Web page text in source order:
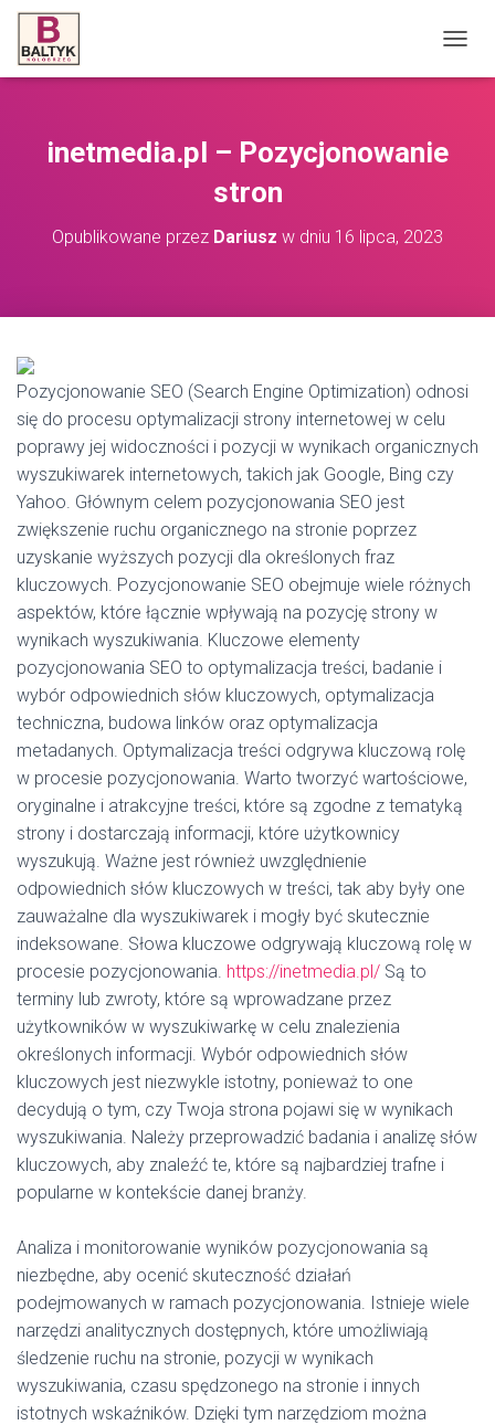
R
Ę
inetmedia.pl – Pozycjonowanie
stron
Opublikowane przez Dariusz w dniu 16 lipca, 2023
Pozycjonowanie SEO (Search Engine Optimization) odnosi
się do procesu optymalizacji strony internetowej w celu
poprawy jej widoczności i pozycji w wynikach organicznych
wyszukiwarek internetowych, takich jak Google, Bing czy
Yahoo. Głównym celem pozycjonowania SEO jest
zwiększenie ruchu organicznego na stronie poprzez
uzyskanie wyższych pozycji dla określonych fraz
kluczowych. Pozycjonowanie SEO obejmuje wiele różnych
aspektów, które łącznie wpływają na pozycję strony w
wynikach wyszukiwania. Kluczowe elementy
pozycjonowania SEO to optymalizacja treści, badanie i
wybór odpowiednich słów kluczowych, optymalizacja
techniczna, budowa linków oraz optymalizacja
metadanych. Optymalizacja treści odgrywa kluczową rolę
w procesie pozycjonowania. Warto tworzyć wartościowe,
oryginalne i atrakcyjne treści, które są zgodne z tematyką
strony i dostarczają informacji, które użytkownicy
wyszukują. Ważne jest również uwzględnienie
odpowiednich słów kluczowych w treści, tak aby były one
zauważalne dla wyszukiwarek i mogły być skutecznie
indeksowane. Słowa kluczowe odgrywają kluczową rolę w
procesie pozycjonowania. https://inetmedia.pl/ Są to
terminy lub zwroty, które są wprowadzane przez
użytkowników w wyszukiwarkę w celu znalezienia
określonych informacji. Wybór odpowiednich słów
kluczowych jest niezwykle istotny, ponieważ to one
decydują o tym, czy Twoja strona pojawi się w wynikach
wyszukiwania. Należy przeprowadzić badania i analizę słów
kluczowych, aby znaleźć te, które są najbardziej trafne i
popularne w kontekście danej branży.
Analiza i monitorowanie wyników pozycjonowania są
niezbędne, aby ocenić skuteczność działań
podejmowanych w ramach pozycjonowania. Istnieje wiele
narzędzi analitycznych dostępnych, które umożliwiają
śledzenie ruchu na stronie, pozycji w wynikach
wyszukiwania, czasu spędzonego na stronie i innych
istotnych wskaźników. Dzięki tym narzędziom można